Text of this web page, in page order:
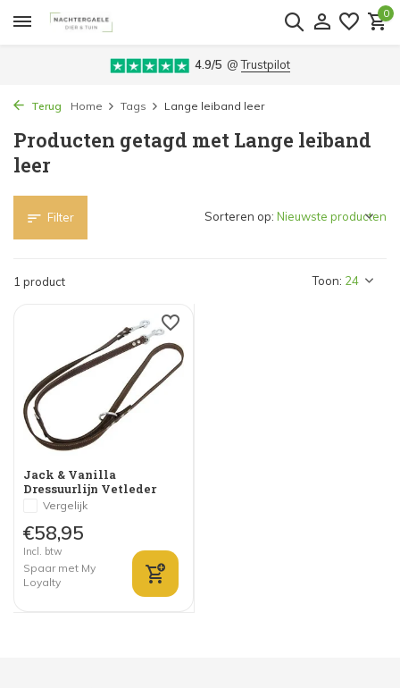
0
4.9/5 @Trustpilot
Terug Home Tags Lange leiband leer
Producten getagd met Lange leiband
leer
Filter
1 product Toon:
Sorteren op:
Jack & Vanilla
Dressuurlijn Vetleder
BruinVergelijk
€58,95
Incl. btw
Spaar met My
Loyalty